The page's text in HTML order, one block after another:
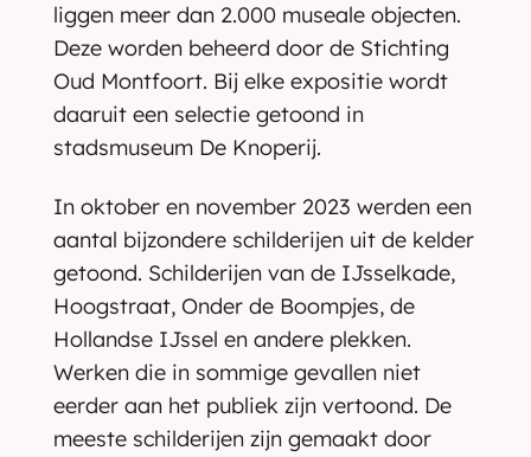
liggen meer dan 2.000 museale objecten.
Deze worden beheerd door de Stichting
Oud Montfoort. Bij elke expositie wordt
daaruit een selectie getoond in
stadsmuseum De Knoperij.
In oktober en november 2023 werden een
aantal bijzondere schilderijen uit de kelder
getoond. Schilderijen van de IJsselkade,
Hoogstraat, Onder de Boompjes, de
Hollandse IJssel en andere plekken.
Werken die in sommige gevallen niet
eerder aan het publiek zijn vertoond. De
meeste schilderijen zijn gemaakt door